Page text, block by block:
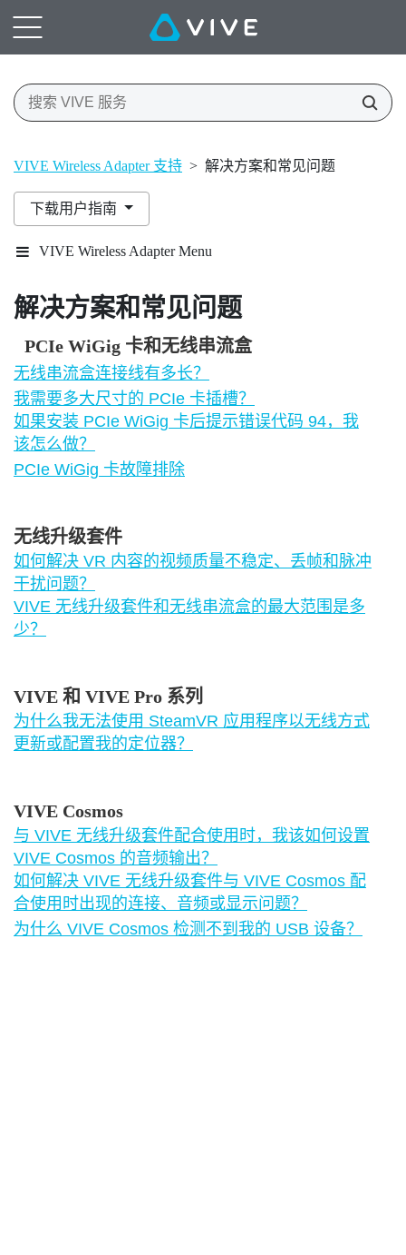
VIVE Wireless Adapter 支持 > 解决方案和常见问题
下载用户指南
VIVE Wireless Adapter Menu
解决方案和常见问题
PCIe WiGig 卡和无线串流盒
无线串流盒连接线有多长？
我需要多大尺寸的 PCIe 卡插槽？
如果安装 PCIe WiGig 卡后提示错误代码 94，我
该怎么做？
PCIe WiGig 卡故障排除
无线升级套件
如何解决 VR 内容的视频质量不稳定、丢帧和脉冲
干扰问题？
VIVE 无线升级套件和无线串流盒的最大范围是多
少？
VIVE 和 VIVE Pro 系列
为什么我无法使用 SteamVR 应用程序以无线方式
更新或配置我的定位器？
VIVE Cosmos
与 VIVE 无线升级套件配合使用时，我该如何设置
VIVE Cosmos 的音频输出？
如何解决 VIVE 无线升级套件与 VIVE Cosmos 配
合使用时出现的连接、音频或显示问题？
为什么 VIVE Cosmos 检测不到我的 USB 设备？